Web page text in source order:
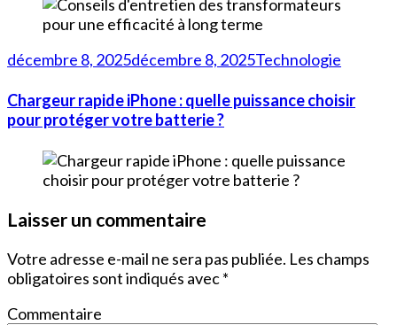
décembre 8, 2025décembre 8, 2025Technologie
Chargeur rapide iPhone : quelle puissance choisir
pour protéger votre batterie ?
Laisser un commentaire
Votre adresse e-mail ne sera pas publiée. Les champs
obligatoires sont indiqués avec*
Commentaire